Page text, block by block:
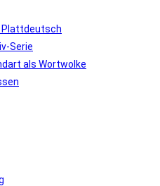
Plattdeutsch
Serie
als Wortwolke